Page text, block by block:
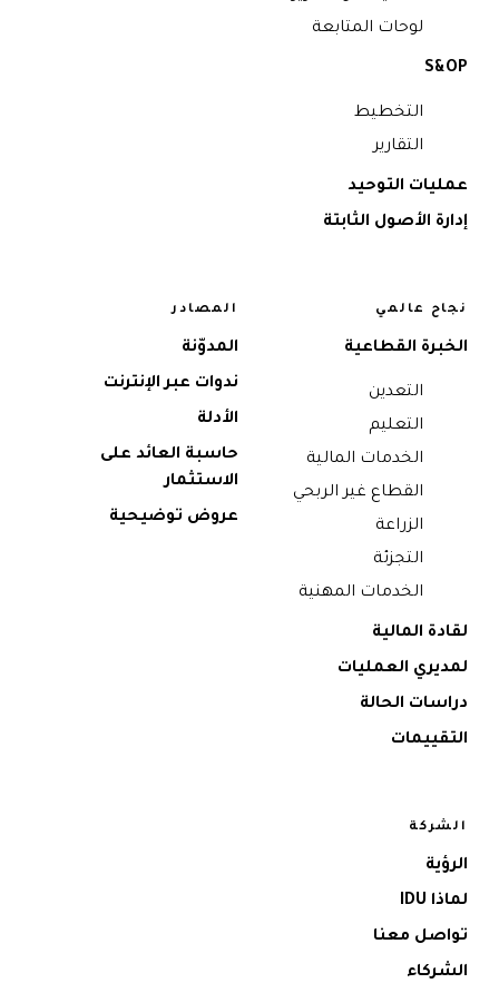
لوحات المتابعة
S&OP
التخطيط
التقارير
عمليات التوحيد
إدارة الأصول الثابتة
نجاح عالمي
الخبرة القطاعية
التعدين
التعليم
الخدمات المالية
القطاع غير الربحي
الزراعة
التجزئة
الخدمات المهنية
لقادة المالية
لمديري العمليات
دراسات الحالة
التقييمات
المصادر
المدوّنة
ندوات عبر الإنترنت
الأدلة
حاسبة العائد على
الاستثمار
عروض توضيحية
الشركة
الرؤية
لماذا IDU
تواصل معنا
الشركاء